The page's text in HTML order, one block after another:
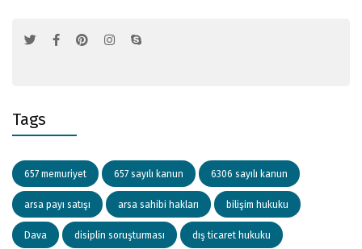
Tags
657 memuriyet 657 sayılı kanun 6306 sayılı kanun
arsa payı satışı arsa sahibi hakları bilişim hukuku
Dava disiplin soruşturması dış ticaret hukuku